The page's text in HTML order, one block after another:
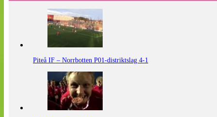
Piteå IF – Norrbotten P01-distriktslag 4-1